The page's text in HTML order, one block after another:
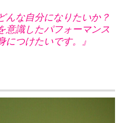
んな自分になりたいか？
意識したパフォーマンス
つけたいです。』